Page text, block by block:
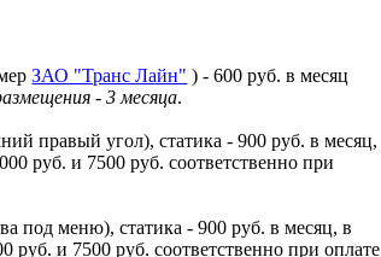
ЗАО "Транс Лайн" ) - 600 руб. в месяц
- 3 месяца.
правый угол), статика - 900 руб. в месяц,
руб. и 7500 руб. соответственно при
под меню), статика - 900 руб. в месяц, в
руб. и 7500 руб. соответственно при оплате